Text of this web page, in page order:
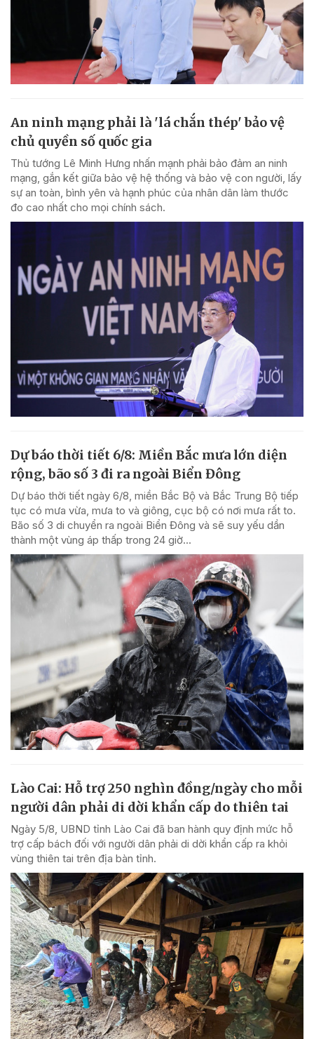
An ninh mạng phải là 'lá chắn thép' bảo vệ
chủ quyền số quốc gia
Thủ tướng Lê Minh Hưng nhấn mạnh phải bảo đảm an ninh
mạng, gắn kết giữa bảo vệ hệ thống và bảo vệ con người, lấy
sự an toàn, bình yên và hạnh phúc của nhân dân làm thước
đo cao nhất cho mọi chính sách.
Dự báo thời tiết 6/8: Miền Bắc mưa lớn diện
rộng, bão số 3 đi ra ngoài Biển Đông
Dự báo thời tiết ngày 6/8, miền Bắc Bộ và Bắc Trung Bộ tiếp
tục có mưa vừa, mưa to và giông, cục bộ có nơi mưa rất to.
Bão số 3 di chuyển ra ngoài Biển Đông và sẽ suy yếu dần
thành một vùng áp thấp trong 24 giờ...
Lào Cai: Hỗ trợ 250 nghìn đồng/ngày cho mỗi
người dân phải di dời khẩn cấp do thiên tai
Ngày 5/8, UBND tỉnh Lào Cai đã ban hành quy định mức hỗ
trợ cấp bách đối với người dân phải di dời khẩn cấp ra khỏi
vùng thiên tai trên địa bàn tỉnh.